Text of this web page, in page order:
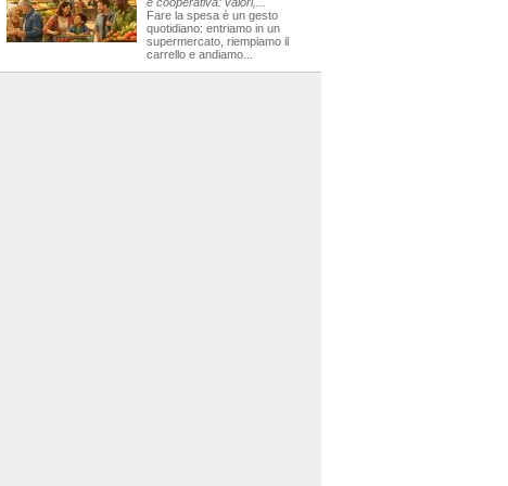
Fare la spesa è un gesto
quotidiano: entriamo in un
supermercato, riempiamo il
carrello e andiamo...